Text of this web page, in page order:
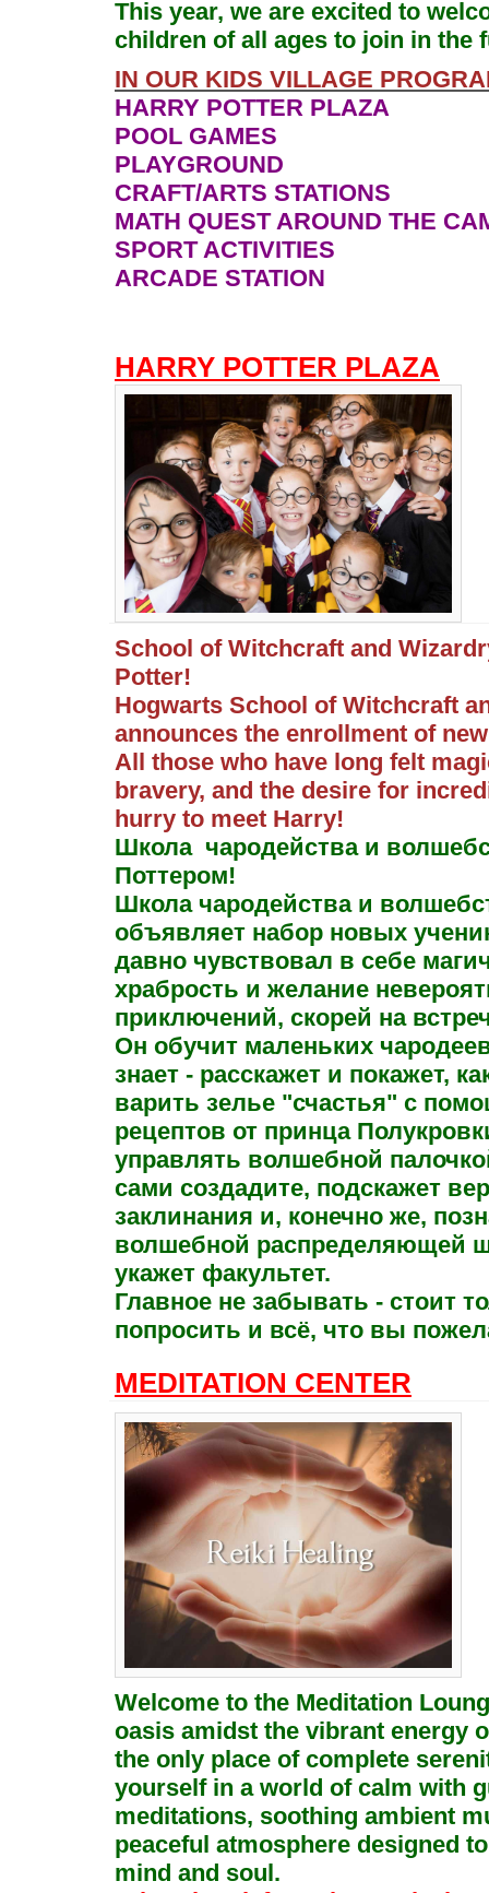
This year, we are excited to
children of all ages to join in the
IN OUR KIDS VILLAGE
HARRY POTTER PLAZA
POOL GAMES
PLAYGROUND
CRAFT/ARTS STATIONS
MATH QUEST AROUND THE
SPORT ACTIVITIES
ARCADE STATION
HARRY POTTER PLAZA
School of Witchcraft and
Potter!
Hogwarts School of Witchcraft
announces the enrollment of
All those who have long felt
bravery, and the desire for
hurry to meet Harry!
Школа чародейства и
Поттером!
Школа чародейства и
объявляет набор новых
давно чувствовал в себе
храбрость и желание
приключений, скорей на
Он обучит маленьких
знает - расскажет и покажет,
варить зелье "счастья" с
рецептов от принца
управлять волшебной
сами создадите, подскажет
заклинания и, конечно же,
волшебной распределяющей
укажет факультет.
Главное не забывать - стоит
попросить и всё, что вы
MEDITATION CENTER
Welcome to the Meditation
oasis amidst the vibrant energy
the only place of complete
yourself in a world of calm with
meditations, soothing ambient
peaceful atmosphere designed
mind and soul.